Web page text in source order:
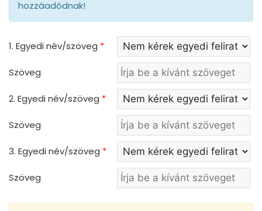
hozzáadódnak!
1. Egyedi név/szöveg *
Szöveg
2. Egyedi név/szöveg *
Szöveg
3. Egyedi név/szöveg *
Szöveg